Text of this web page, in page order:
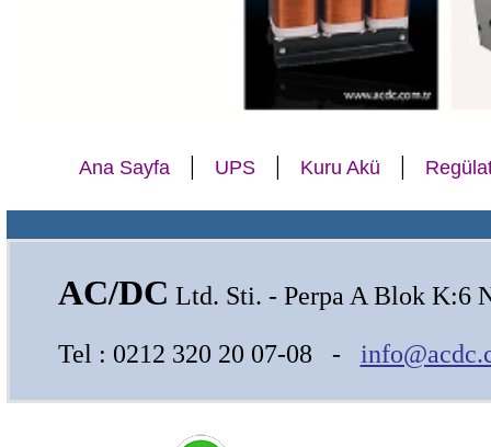
Ana Sayfa| UPS| Kuru Akü |
AC/DC Ltd. Sti. - Perpa A Blok K:6
Tel : 0212 320 20 07-08 -